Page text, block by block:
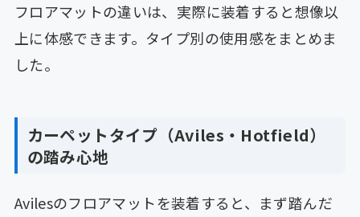
フロアマットの違いは、実際に装着すると想像以
上に体感できます。タイプ別の使用感をまとめま
した。
カーペットタイプ（Aviles・Hotfield）
の踏み心地
Avilesのフロアマットを装着すると、まず踏んだ